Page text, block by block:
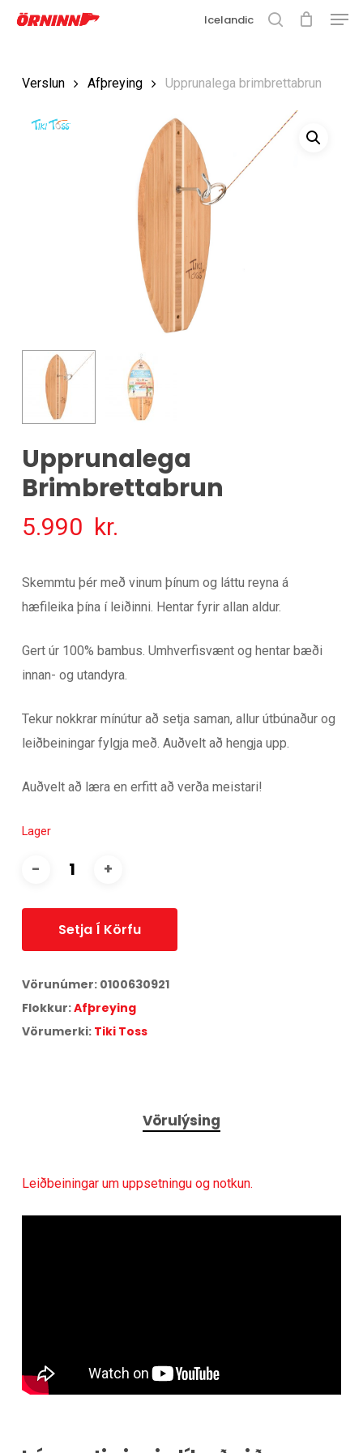
Fara
Loka
Icelandic
Verslun Afþreying Upprunalega brimbrettabrun
Upprunalega
Brimbrettabrun
5.990 kr.
Skemmtu þér með vinum þínum og láttu reyna á
hæfileika þína í leiðinni. Hentar fyrir allan aldur.
Gert úr 100% bambus. Umhverfisvænt og hentar bæði
innan- og utandyra.
Tekur nokkrar mínútur að setja saman, allur útbúnaður og
leiðbeiningar fylgja með. Auðvelt að hengja upp.
Auðvelt að læra en erfitt að verða meistari!
Lager
Setja Í Körfu
Vörunúmer: 0100630921
Flokkur:Afþreying
Vörumerki: Tiki Toss
Vörulýsing
Leiðbeiningar um uppsetningu og notkun.